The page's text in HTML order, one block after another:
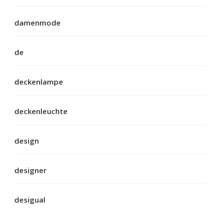
damenmode
de
deckenlampe
deckenleuchte
design
designer
desigual